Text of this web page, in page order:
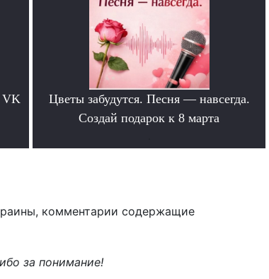
VK
Цветы забудутся. Песня — навсегда.
Создай подарок к 8 марта
комментарии содержащие
за понимание!